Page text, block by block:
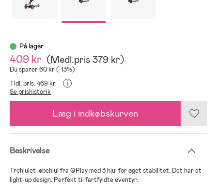
På lager
409 kr (Medl.pris379 kr)
Du sparer 60 kr (-13%)
Tidl. pris: 469 kr
i
Se prishistorik
Læg i indkøbskurven
Beskrivelse
Trehjulet løbehjul fra QPlay med 3 hjul for øget stabilitet. Det har et
light-up design. Perfekt til fartfyldte eventyr.